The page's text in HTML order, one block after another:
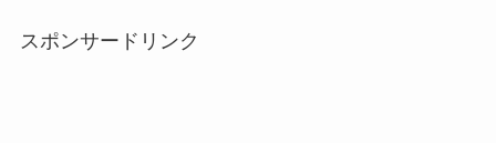
スポンサードリンク